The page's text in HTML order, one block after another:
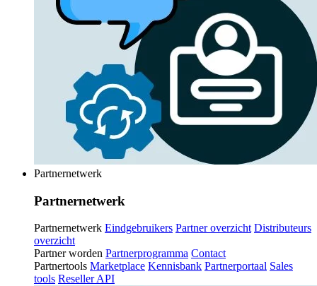
Partnernetwerk
Partnernetwerk
Partnernetwerk Eindgebruikers Partner overzicht Distributeurs
overzicht
Partner worden Partnerprogramma Contact
Partnertools Marketplace Kennisbank Partnerportaal Sales
tools Reseller API